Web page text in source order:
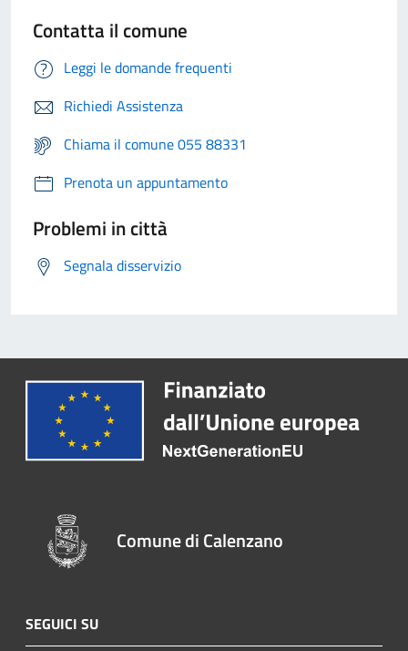
Contatta il comune
Leggi le domande frequenti
Richiedi Assistenza
Chiama il comune 055 88331
Prenota un appuntamento
Problemi in città
Segnala disservizio
Comune di Calenzano
SEGUICI SU